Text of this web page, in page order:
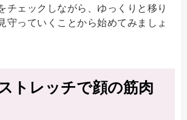
チェックしながら、ゆっくりと移り
守っていくことから始めてみましょ
トレッチで顔の筋肉